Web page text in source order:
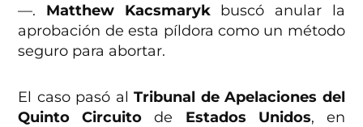
—. Matthew Kacsmarykbuscó anular la
aprobación de esta píldora como un método
seguro para abortar.
El caso pasó alTribunal de Apelaciones del
Quinto Circuito de Estados Unidos, en